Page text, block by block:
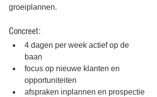
groeiplannen.
Concreet:
4 dagen per week actief op de
baan
focus op nieuwe klanten en
opportuniteiten
afspraken inplannen en prospectie